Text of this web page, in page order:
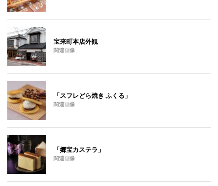
宝来町本店外観
関連画像
「スフレどら焼き ふくる」
関連画像
「郷宝カステラ」
関連画像